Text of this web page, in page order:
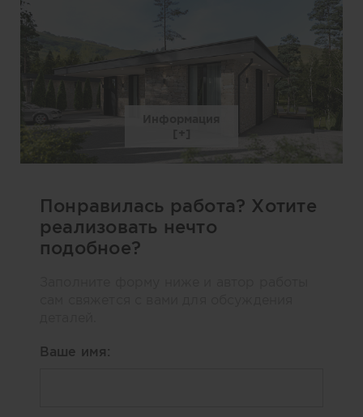
Понравилась работа? Хотите
реализовать нечто
подобное?
Ваше имя: